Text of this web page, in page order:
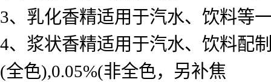
3、乳化香精适用于汽水、饮料等
4、浆状香精适用于汽水、饮料配
(全色),0.05%(非全色，另补焦